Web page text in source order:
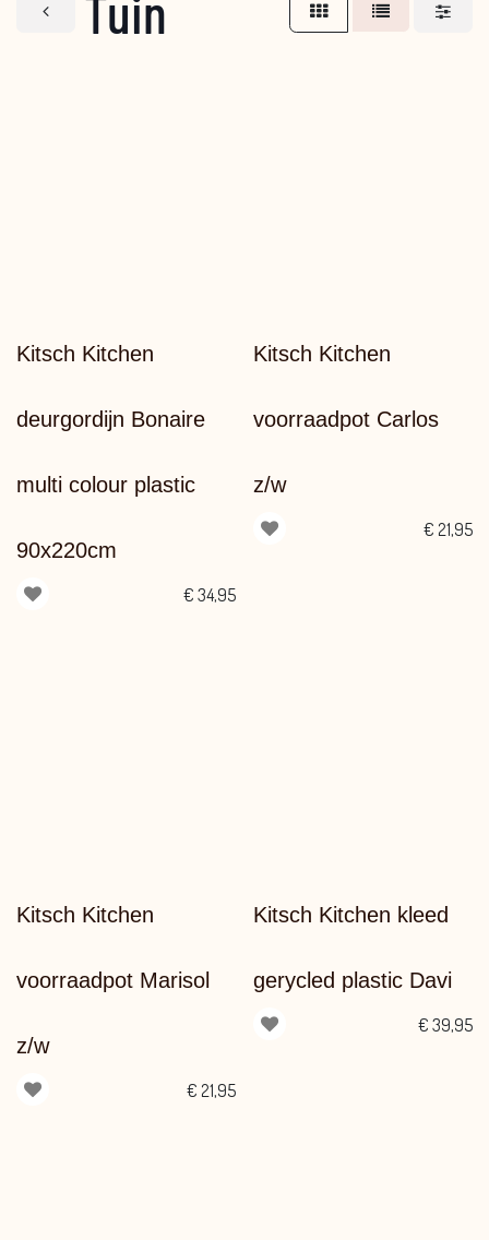
Kitsch Kitchen
deurgordijn Bonaire
multi colour plastic
90x220cm
€ 34,95
Kitsch Kitchen
voorraadpot Carlos
z/w
€ 21,95
Kitsch Kitchen
voorraadpot Marisol
z/w
€ 21,95
Kitsch Kitchen kleed
gerycled plastic Davi
€ 39,95